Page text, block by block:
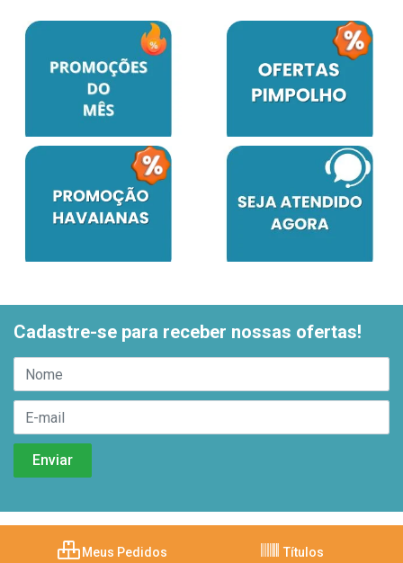
Cadastre-se para receber nossas ofertas!
Meus Pedidos Títulos